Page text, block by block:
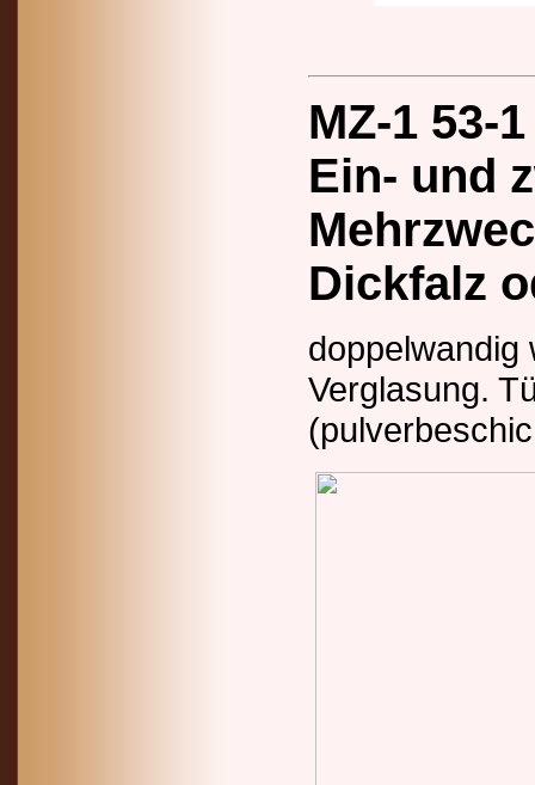
MZ-1 53-
Ein- und
Dickfalz
doppelwandig
Verglasung.